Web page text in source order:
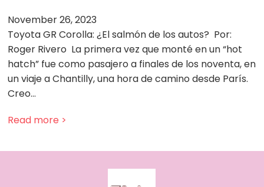
November 26, 2023
Toyota GR Corolla: ¿El salmón de los autos? Por:
Roger Rivero La primera vez que monté en un “hot
hatch” fue como pasajero a finales de los noventa, en
un viaje a Chantilly, una hora de camino desde París.
Creo…
Read more >